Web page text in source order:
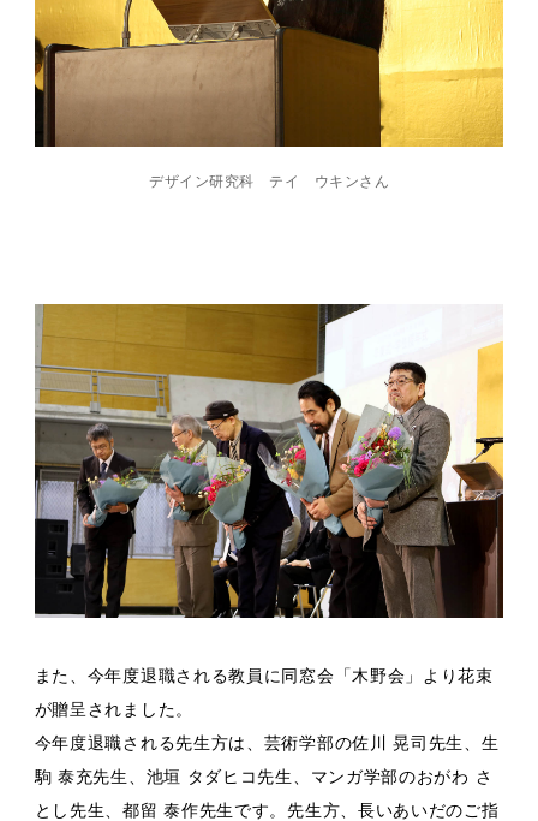
デザイン研究科 テイ ウキンさん
また、今年度退職される教員に同窓会「木野会」より花束
が贈呈されました。
今年度退職される先生方は、芸術学部の佐川 晃司先生、生
駒 泰充先生、池垣 タダヒコ先生、マンガ学部のおがわ さ
とし先生、都留 泰作先生です。先生方、長いあいだのご指